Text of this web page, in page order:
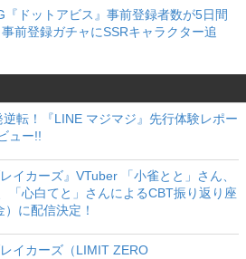
『ドットアビス』事前登録者数が5日間
前登録ガチャにSSRキャラクター追
転！『LINE マジマジ』先行体験レポー
ュー!!
イカーズ』VTuber 「小雀とと」さん、
「心白てと」さんによるCBT振り返り座
に配信決定！
レイカーズ（LIMIT ZERO